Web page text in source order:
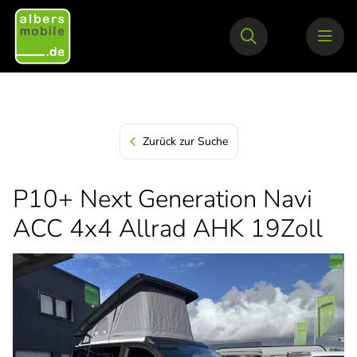
Zurück zur Suche
P10+ Next Generation Navi
ACC 4x4 Allrad AHK 19Zoll